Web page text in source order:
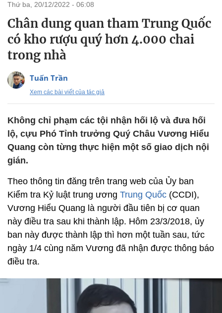
thứ ba, 20/12/2022 - 06:08
Chân dung quan tham Trung Quốc
có kho rượu quý hơn 4.000 chai
trong nhà
Tuấn Trần
Xem các bài viết của tác giả
Không chỉ phạm các tội nhận hối lộ và đưa hối
lộ, cựu Phó Tỉnh trưởng Quý Châu Vương Hiểu
Quang còn từng thực hiện một số giao dịch nội
gián.
Theo thông tin đăng trên trang web của Ủy ban
Kiểm tra Kỷ luật trung ương Trung Quốc (CCDI),
Vương Hiểu Quang là người đầu tiên bị cơ quan
này điều tra sau khi thành lập. Hôm 23/3/2018, ủy
ban này được thành lập thì hơn một tuần sau, tức
ngày 1/4 cùng năm Vương đã nhận được thông báo
điều tra.